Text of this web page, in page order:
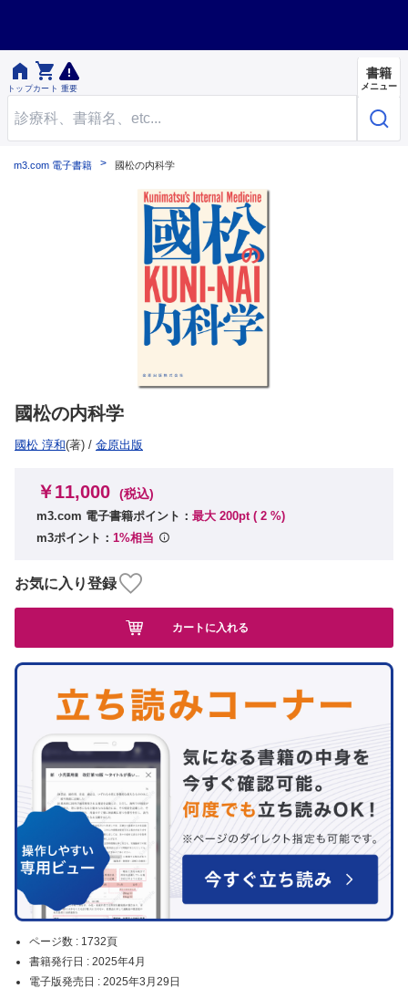

トップ

カート 重要
書籍
メニュー
m3.com 電子書籍 國松の内科学
國松の内科学
國松 淳和(著) / 金原出版
ページ数 : 1732頁
書籍発行日 : 2025年4月
電子版発売日 : 2025年3月29日
￥11,000 (税込)
m3.com 電子書籍ポイント： 最大 200pt ( 2 %)
m3ポイント： 1%相当
お気に入り登録
カートに入れる